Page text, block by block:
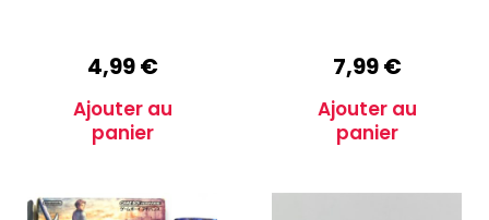
4,99€
Ajouter au
panier
7,99€
Ajouter au
panier